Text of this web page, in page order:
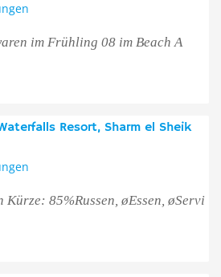
im Frühling 08 im Beach A
Resort, Sharm el Sheik
85%Russen, øEssen, øServi